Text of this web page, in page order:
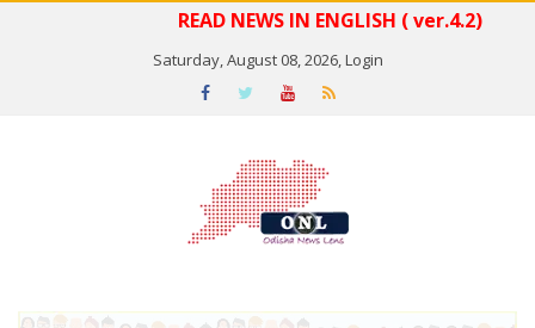
READ NEWS IN ENGLISH ( ver.4.2)
Saturday, August 08, 2026,Login